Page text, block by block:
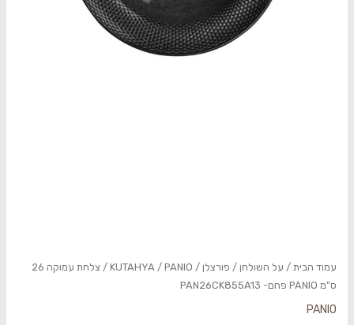
עמוד הבית/ על השולחן / פורצלן /
KUTAHYA /PANIO
/ צלחת עמוקה 26
ס"מ PANIO פחם- PAN26CK855A13
PANIO